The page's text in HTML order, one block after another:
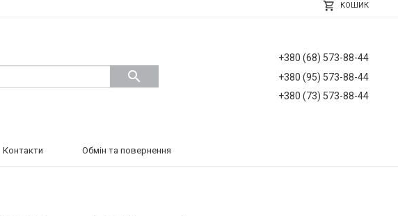
КОШИК
+380 (68) 573-88-44
+380 (95) 573-88-44
+380 (73) 573-88-44
Контакти Обмін та повернення